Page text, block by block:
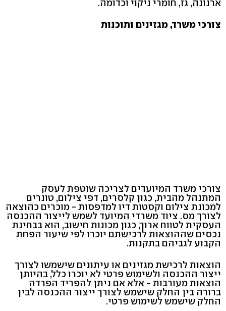
ארנונה, גז, חומרי ניקוי וכדומה.
צורכי משרד, מגזינים ותוכנות
צורכי משרד המיועדים לצריכה שוטפת לעסק
המתנהל מהבית, כגון קלסרים, דפי צילום, טונרים
למכונת צילום וקסטות דיו למדפסות - מוכרים כהוצאה
לצורך מס. ציוד משרדי המיועד לשמש לייצור ההכנסה
העסקית לטווח ארוך, כגון מכונות חישוב, הוא בבחינת
נכסים שההוצאות לרכישתם יוכרו לפי שיעור הפחת
הקבוע לגביהם בתקנות.
הוצאות לרכישת מגזינים או עיתונים שישמשו לצורך
ייצור ההכנסה ולשימוש פרטי לא יוכרו כלל, בהיותן
הוצאות מעורבות - אלא אם ניתן להפריד הפרדה
ברורה בין החלק שישמש לצורך ייצור ההכנסה לבין
החלק שישמש לשימוש פרטי.